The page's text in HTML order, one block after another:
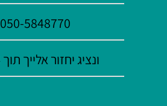
050-5848770
ונציג יחזור אלייך תוך 24 שעות